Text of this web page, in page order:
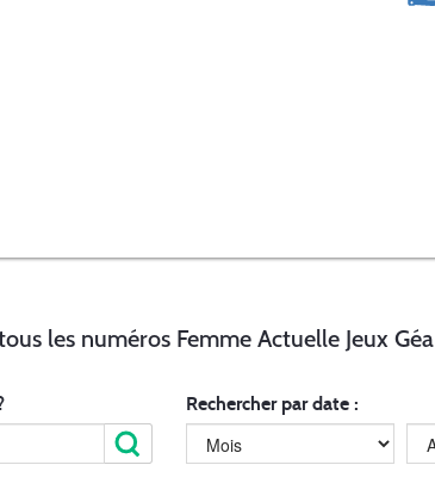
les numéros Femme Actuelle Jeux
Rechercher par date :